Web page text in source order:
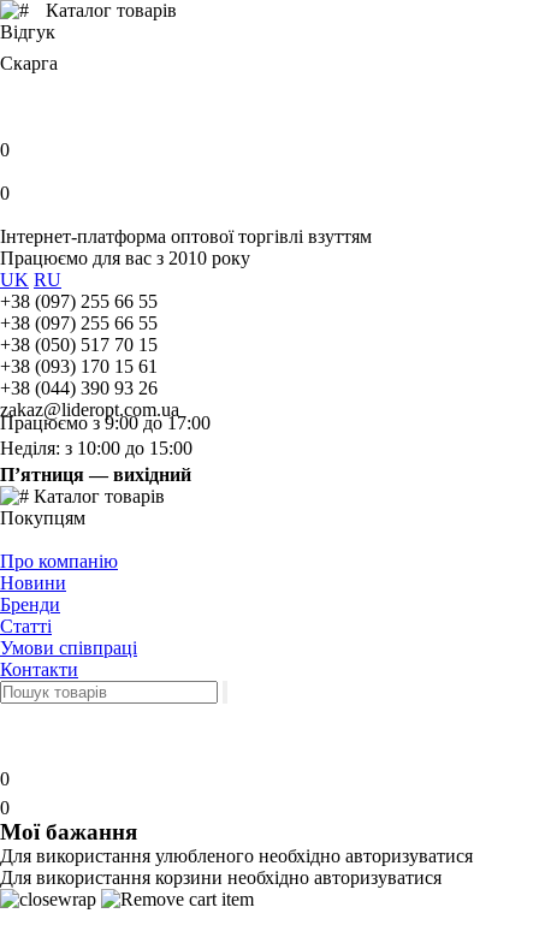
Каталог товарів
Відгук
Скарга
0
0
Інтернет-платформа оптової торгівлі взуттям
Працюємо для вас з 2010 року
UK RU
+38 (097) 255 66 55
+38 (097) 255 66 55
+38 (050) 517 70 15
+38 (093) 170 15 61
+38 (044) 390 93 26
zakaz@lideropt.com.ua
Працюємо з 9:00 до 17:00
Неділя: з 10:00 до 15:00
П’ятниця — вихідний
Каталог товарів
Покупцям
Про компанію
Новини
Бренди
Статті
Умови співпраці
Контакти
0
0
Мої бажання
Для використання улюбленого необхідно авторизуватися
Для використання корзини необхідно авторизуватися